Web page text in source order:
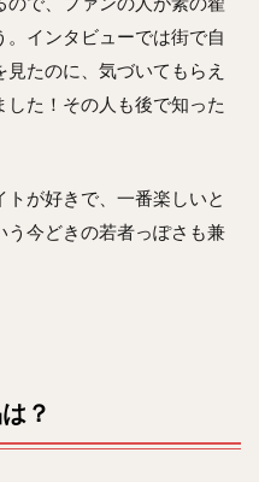
インタビューでは街で自
たのに、気づいてもらえ
た！その人も後で知った
が好きで、一番楽しいと
う今どきの若者っぽさも兼
？